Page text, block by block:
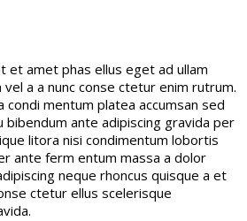
et amet phas ellus eget ad ullam
a a nunc conse ctetur enim rutrum.
condi mentum platea accumsan sed
bibendum ante adipiscing gravida per
litora nisi condimentum lobortis
ante ferm entum massa a dolor
neque rhoncus quisque a et
ctetur ellus scelerisque